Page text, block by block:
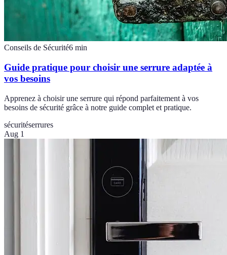
Conseils de Sécurité6 min
Guide pratique pour choisir une serrure adaptée à
vos besoins
Apprenez à choisir une serrure qui répond parfaitement à vos
besoins de sécurité grâce à notre guide complet et pratique.
sécuritéserrures
Aug 1